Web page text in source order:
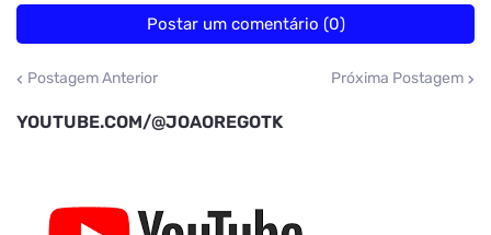
Postar um comentário (0)
Postagem Anterior Próxima Postagem
YOUTUBE.COM/@JOAOREGOTK